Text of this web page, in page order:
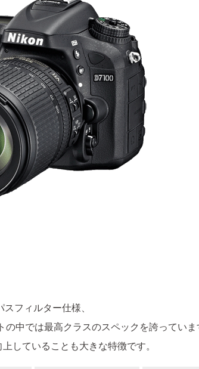
フィルター仕様、
中では最高クラスのスペックを誇っていま
していることも大きな特徴です。